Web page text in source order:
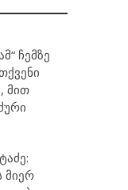
ჩემზე
მით
მიერ